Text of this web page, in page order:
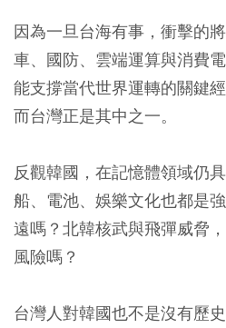
因為一旦台海有事，衝擊的
車、國防、雲端運算與消費電
能支撐當代世界運轉的關鍵
而台灣正是其中之一。
反觀韓國，在記憶體領域仍
船、電池、娛樂文化也都是
遠嗎？北韓核武與飛彈威脅
風險嗎？
台灣人對韓國也不是沒有歷